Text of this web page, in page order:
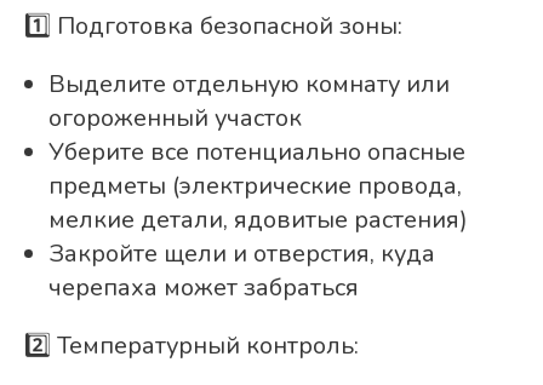
1️⃣ Подготовка безопасной зоны:
Выделите отдельную комнату или
огороженный участок
Уберите все потенциально опасные
предметы (электрические провода,
мелкие детали, ядовитые растения)
Закройте щели и отверстия, куда
черепаха может забраться
2️⃣ Температурный контроль: